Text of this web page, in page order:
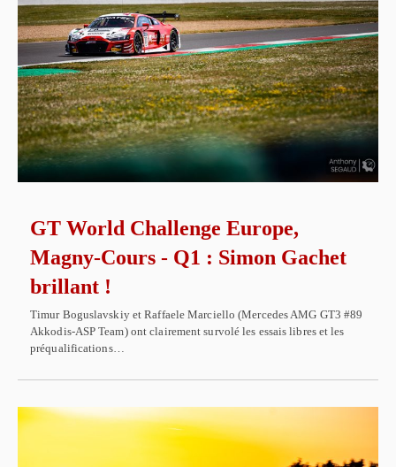
GT World Challenge Europe,
Magny-Cours - Q1 : Simon Gachet
brillant !
Timur Boguslavskiy et Raffaele Marciello (Mercedes AMG GT3 #89
Akkodis-ASP Team) ont clairement survolé les essais libres et les
préqualifications…